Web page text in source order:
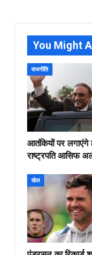
You Might
राजनीति
आतंकियों पर लगाएंगे
राष्ट्रपति आसिफ
खेल